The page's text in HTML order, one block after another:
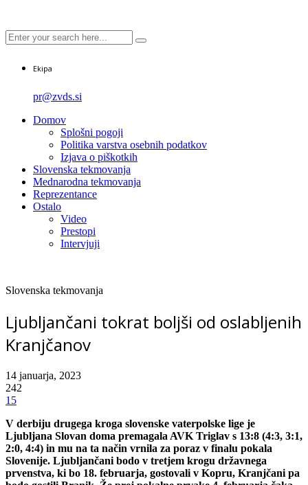
Ekipa
pr@zvds.si
Domov
Splošni pogoji
Politika varstva osebnih podatkov
Izjava o piškotkih
Slovenska tekmovanja
Mednarodna tekmovanja
Reprezentance
Ostalo
Video
Prestopi
Intervjuji
Slovenska tekmovanja
Ljubljančani tokrat boljši od oslabljenih
Kranjčanov
14 januarja, 2023
242
15
V derbiju drugega kroga slovenske vaterpolske lige je
Ljubljana Slovan doma premagala AVK Triglav s 13:8 (4:3, 3:1,
2:0, 4:4) in mu na ta način vrnila za poraz v finalu pokala
Slovenije. Ljubljančani bodo v tretjem krogu državnega
prvenstva, ki bo 18. februarja, gostovali v Kopru, Kranjčani pa